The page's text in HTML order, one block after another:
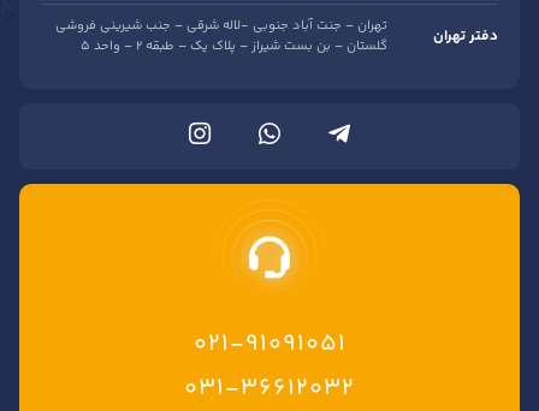
دفتر تهران
تهران – جنت آباد جنوبی -لاله شرقی – جنب شیرینی فروشی
گلستان – بن بست شیراز – پلاک یک – طبقه 2 – واحد 5
021-91091051
۰۳۱-۳۶۶۱۲۰۳۲